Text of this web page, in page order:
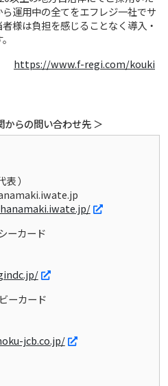
運用中の全てをエフレジ一社でサ
様は負担を感じることなく導入・
https://www.f-regi.com/kouki
からの問い合わせ先 ＞
）
ーカード
ーカード
jcb.co.jp/